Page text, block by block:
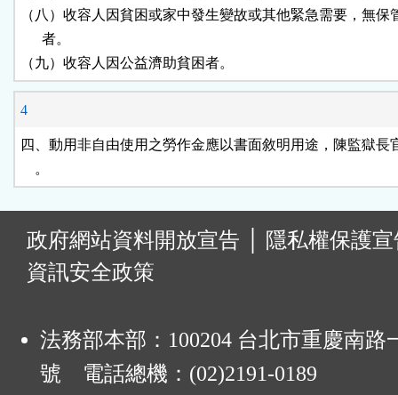
（八）收容人因貧困或家中發生變故或其他緊急需要，無保
      者。
（九）收容人因公益濟助貧困者。
4
四、動用非自由使用之勞作金應以書面敘明用途，陳監獄長
    。
政府網站資料開放宣告
隱私權保護
資訊安全政策
法務部本部：100204 台北市重慶南路
號 電話總機：(02)2191-0189